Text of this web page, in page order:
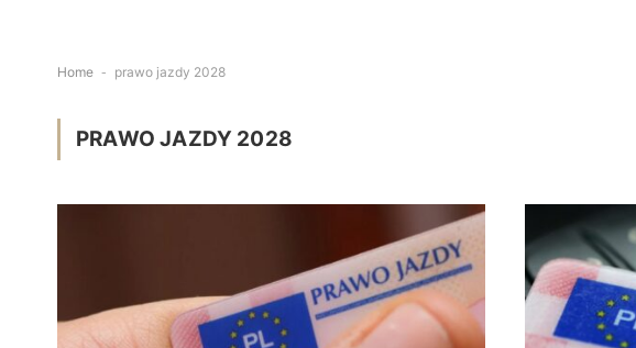
Home - prawo jazdy 2028
PRAWO JAZDY 2028